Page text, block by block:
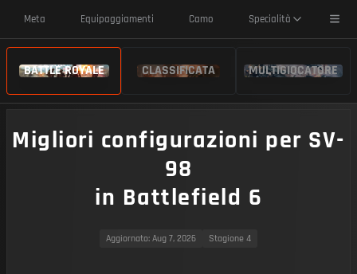
Meta Equipaggiamenti Camo Specialità
BATTLE ROYALE CLASSIFICATA MULTIGIOCATORE
Migliori configurazioni per SV-
98
in Battlefield 6
Aggiornato: Aug 7, 2026 Stagione 4